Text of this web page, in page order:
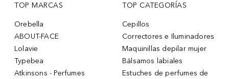
TOP MARCAS
Orebella
ABOUT-FACE
Lolavie
Typebea
Atkinsons - Perfumes
TOP CATEGORÍAS
Cepillos
Correctores e Iluminadores
Maquinillas depilar mujer
Bálsamos labiales
Estuches de perfumes de